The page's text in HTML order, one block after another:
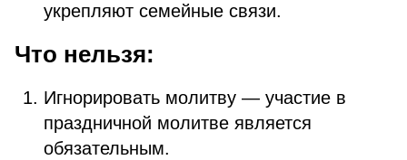
укрепляют семейные связи.
Что нельзя:
Игнорировать молитву — участие в
праздничной молитве является
обязательным.